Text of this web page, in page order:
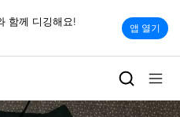
함께 디깅해요!
앱 열기